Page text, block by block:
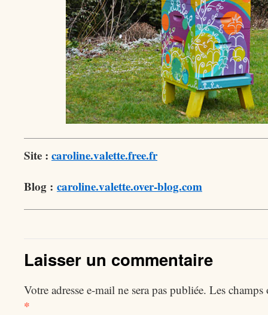
Site : caroline.valette.free.fr
Blog : caroline.valette.over-blog.com
Laisser un commentaire
Votre adresse e-mail ne sera pas publiée. Les champs
*